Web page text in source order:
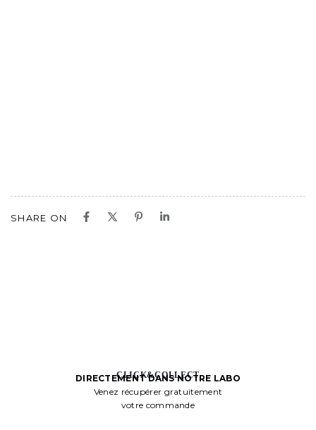
SHARE ON
CLICK&COLLECT
DIRECTEMENT DANS NOTRE LABO
Venez récupérer gratuitement
votre commande